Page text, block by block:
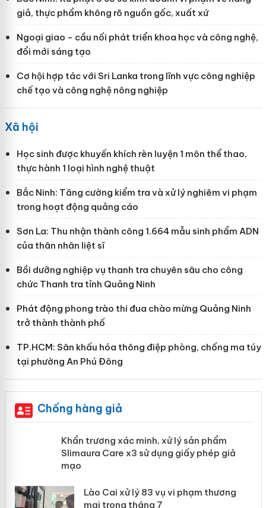
giả, thực phẩm không rõ nguồn gốc, xuất xứ
Ngoại giao - cầu nối phát triển khoa học và công nghệ,
đổi mới sáng tạo
Cơ hội hợp tác với Sri Lanka trong lĩnh vực công nghiệp
chế tạo và công nghệ nông nghiệp
Xã hội
Học sinh được khuyến khích rèn luyện 1 môn thể thao,
thực hành 1 loại hình nghệ thuật
Bắc Ninh: Tăng cường kiểm tra và xử lý nghiêm vi phạm
trong hoạt động quảng cáo
Sơn La: Thu nhận thành công 1.664 mẫu sinh phẩm ADN
của thân nhân liệt sĩ
Bồi dưỡng nghiệp vụ thanh tra chuyên sâu cho công
chức Thanh tra tỉnh Quảng Ninh
Phát động phong trào thi đua chào mừng Quảng Ninh
trở thành thành phố
TP.HCM: Sân khấu hóa thông điệp phòng, chống ma túy
tại phường An Phú Đông
Chống hàng giả
Khẩn trương xác minh, xử lý sản phẩm
Slimaura Care x3 sử dụng giấy phép